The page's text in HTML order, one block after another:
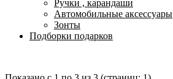
Ручки , карандаши
Автомобильные аксессуары
Зонты
Подборки подарков